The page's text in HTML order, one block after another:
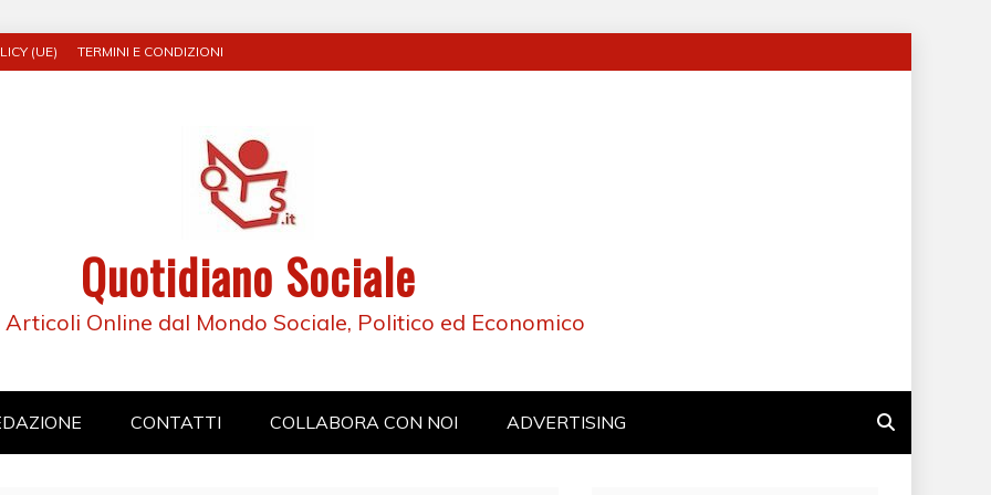
(UE) TERMINI E CONDIZIONI
Quotidiano Sociale
Articoli Online dal Mondo Sociale, Politico ed Economico
CONTATTI COLLABORA CON NOI ADVERTISING